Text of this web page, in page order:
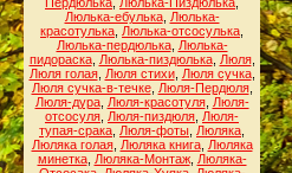
Люлька-ебулька, Люлька-
красотулька Люлька-отсосулька
Люлька-пердюлька, Люлька-
пидораска, Люлька-пиздюлька, Люля,
Люля голая, Люля стихи, Люля сучка,
Люля сучка-в-течке, Люля-Пердюля,
Люля-дура, Люля-красотуля, Люля-
отсосуля Люля-пиздюля Люля-
тупая-срака Люля-фоты Люляка
Люляка голая, Люляка книга, Люляка
минетка, Люляка-Монтаж, Люляка-